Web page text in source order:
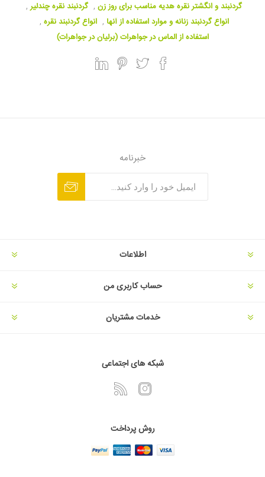
گردنبند و انگشتر نقره هدیه مناسب برای روز زن , گردنبند نقره چندلیر ,
انواع گردنبند زنانه و موارد استفاده از آنها , انواع گردنبند نقره ,
استفاده از الماس در جواهرات (برلیان در جواهرات)
خبرنامه
اطلاعات
حساب کاربری من
خدمات مشتریان
شبکه های اجتماعی
روش پرداخت